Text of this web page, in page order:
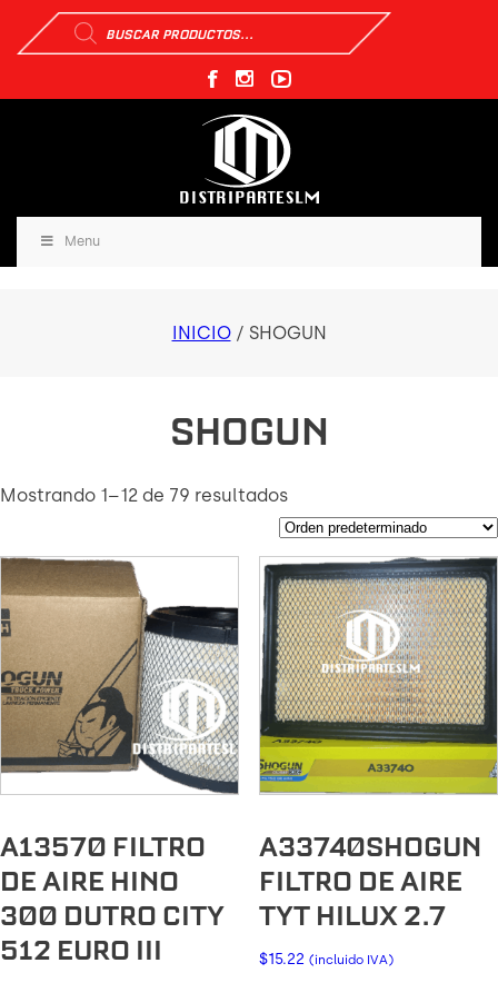
Búsqueda
de
productos
Menu
INICIO/ SHOGUN
SHOGUN
Mostrando 1–12 de 79 resultados
A13570 FILTRO
DE AIRE HINO
300 DUTRO CITY
512 EURO III
A33740SHOGUN
FILTRO DE AIRE
TYT HILUX 2.7
$15.22 (incluido IVA)